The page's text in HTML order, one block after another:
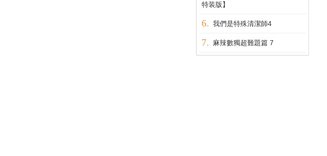
特装版】
我們是特殊清潔師4
麻辣數獨超難題篇 7